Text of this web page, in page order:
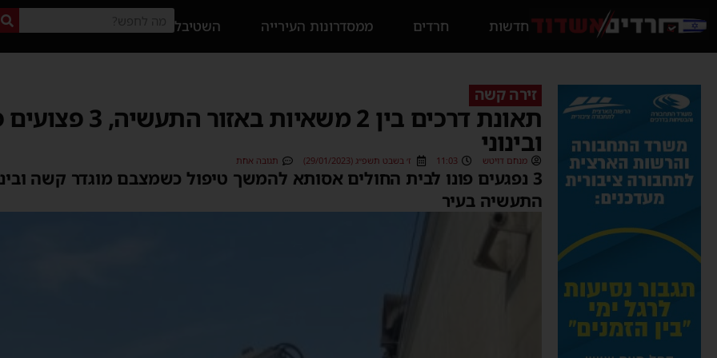
חדשות חרדים ממסדרונות העירייה השטיבל
זירה קשה
תאונת דרכים בין 2
ובינוני
מנחם דויטש 11:03 ז׳ בשבט תשפ״ג (29/01/2023) תגובה אחת
3 נפגעים פונו לבית החולים אסותא להמשך טיפול כשמצבם מוגדר קשה
התעשיה בעיר